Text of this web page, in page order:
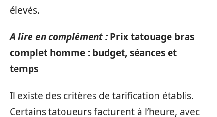
élevés.
A lire en complément : Prix tatouage bras
complet homme : budget, séances et
temps
Il existe des critères de tarification établis.
Certains tatoueurs facturent à l’heure, avec